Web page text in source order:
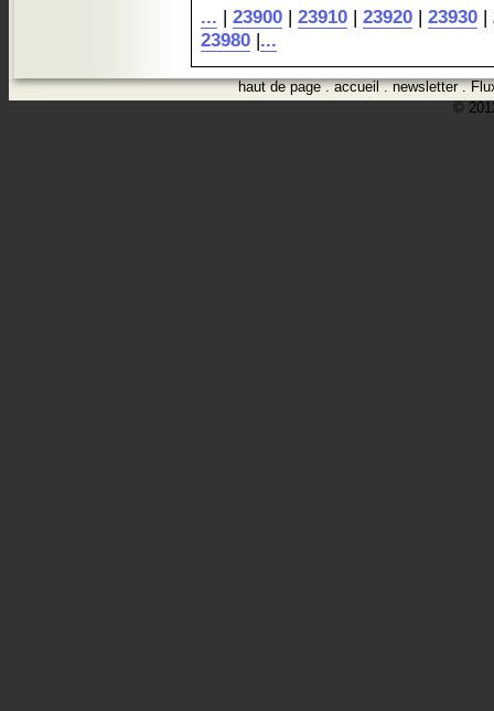
... | 23900 | 23910 | 23920 | 23930 |
23980 |...
haut de page.accueil.newsletter.
©